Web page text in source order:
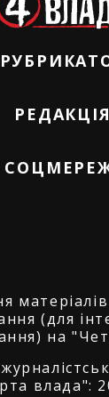
РЕДАКЦІЯ
(для
на
влада":